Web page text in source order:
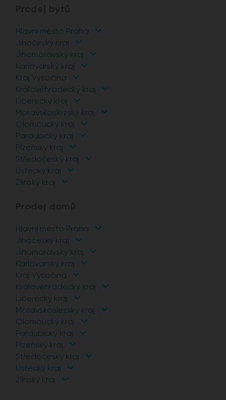
Hlavní město Praha
Jihočeský kraj
Jihomoravský kraj
Karlovarský kraj
Kraj Vysočina
Královéhradecký kraj
Liberecký kraj
Moravskoslezský kraj
Olomoucký kraj
Pardubický kraj
Plzeňský kraj
Středočeský kraj
Ústecký kraj
Zlínský kraj
Hlavní město Praha
Jihočeský kraj
Jihomoravský kraj
Karlovarský kraj
Kraj Vysočina
Královéhradecký kraj
Liberecký kraj
Moravskoslezský kraj
Olomoucký kraj
Pardubický kraj
Plzeňský kraj
Středočeský kraj
Ústecký kraj
Zlínský kraj